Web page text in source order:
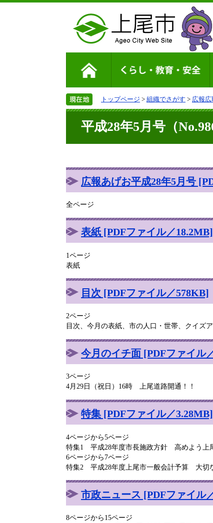
トップページ > 組織でさがす > 広報
平成28年5月号（
広報あげお平成28年5月号
全ページ
表紙 [PDFファイル／18.2MB]
1ページ
表紙
目次 [PDFファイル／578KB]
2ページ
目次、今月の表紙、市の人口・世帯、クイズ
今月のイチ面 [PDFファイル
3ページ
4月29日（祝日）16時 上尾道路開通！！
特集 [PDFファイル／3.28MB]
4ページから5ページ
特集1 平成28年度市長施政方針 高めよう上
6ページから7ページ
特集2 平成28年度上尾市一般会計予算 大切
市政ニュース [PDFファイル
8ページから15ページ